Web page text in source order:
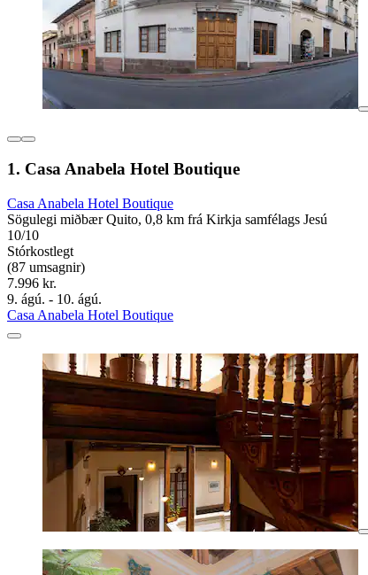
1. Casa Anabela Hotel Boutique
Casa Anabela Hotel Boutique
Sögulegi miðbær Quito, 0,8 km frá Kirkja samfélags Jesú
10/10
Stórkostlegt
(87 umsagnir)
7.996 kr.
9. ágú. - 10. ágú.
Casa Anabela Hotel Boutique